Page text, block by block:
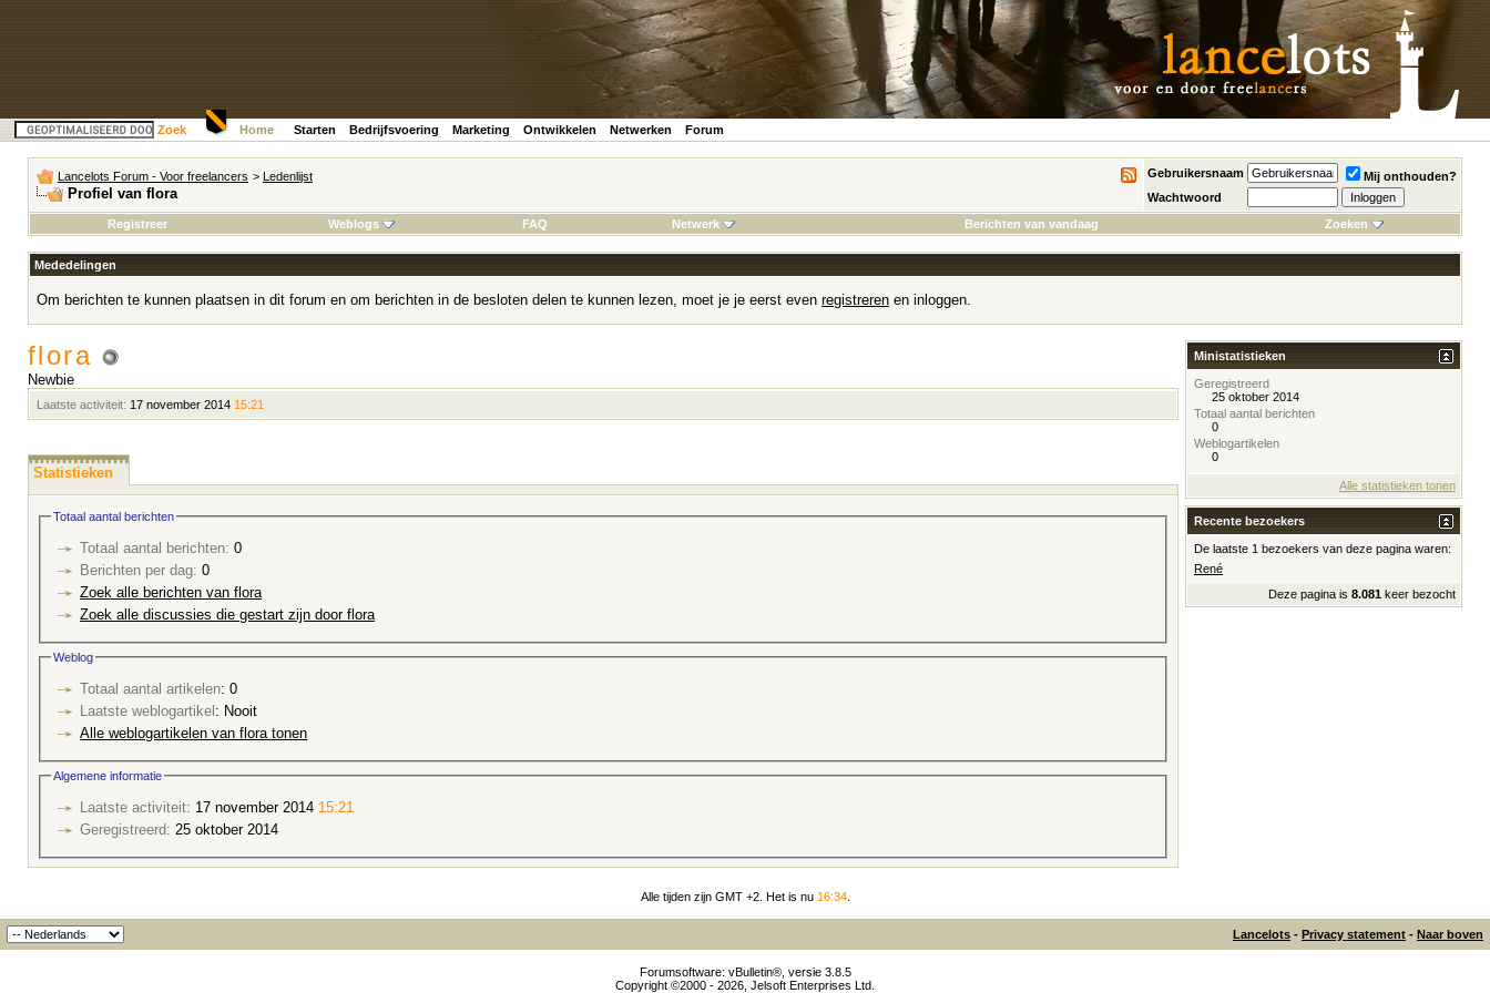
Zoek Home Starten Bedrijfsvoering Marketing Ontwikkelen Netwerken Forum
Lancelots Forum - Voor freelancers > Ledenlijst
Profiel van flora
Gebruikersnaam
Mij onthouden?
Wachtwoord
Registreer
Weblogs FAQ Netwerk Berichten van vandaag Zoeken
Mededelingen
Om berichten te kunnen plaatsen in dit forum en om berichten in de besloten delen te kunnen lezen, moet je je eerst even registreren en inloggen.
flora
Newbie
Laatste activiteit: 17 november 2014 15:21
Statistieken
Totaal aantal berichten
Totaal aantal berichten: 0
Berichten per dag: 0
Zoek alle berichten van flora
Zoek alle discussies die gestart zijn door flora
Weblog
Totaal aantal artikelen: 0
Laatste weblogartikel
: Nooit
Alle weblogartikelen van flora tonen
Algemene informatie
Laatste activiteit: 17 november 2014 15:21
Geregistreerd: 25 oktober 2014
Ministatistieken
Geregistreerd
25 oktober 2014
Totaal aantal berichten
0
Weblogartikelen
0
Alle statistieken tonen
Recente bezoekers
De laatste 1 bezoekers van deze pagina waren:
René
Deze pagina is 8.081 keer bezocht
Alle tijden zijn GMT +2. Het is nu 16:34.
Lancelots - Privacy statement - Naar boven
Forumsoftware: vBulletin®, versie 3.8.5
Copyright ©2000 - 2026, Jelsoft Enterprises Ltd.